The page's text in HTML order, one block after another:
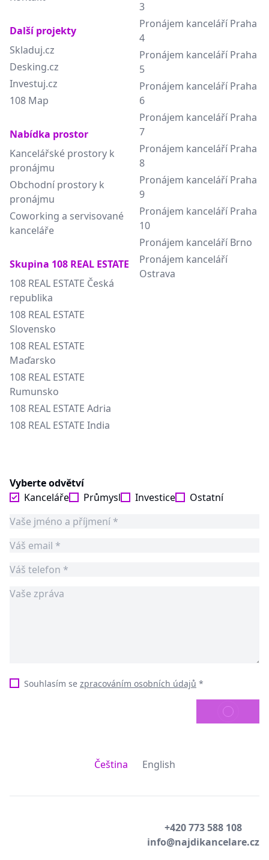
Další projekty
Skladuj.cz
Desking.cz
Investuj.cz
108 Map
Nabídka prostor
Kancelářské prostory k
pronájmu
Obchodní prostory k
pronájmu
Coworking a servisované
kanceláře
Skupina 108 REAL ESTATE
108 REAL ESTATE Česká
republika
108 REAL ESTATE
Slovensko
108 REAL ESTATE
Maďarsko
108 REAL ESTATE
Rumunsko
108 REAL ESTATE Adria
108 REAL ESTATE India
3
Pronájem kanceláří Praha
4
Pronájem kanceláří Praha
5
Pronájem kanceláří Praha
6
Pronájem kanceláří Praha
7
Pronájem kanceláří Praha
8
Pronájem kanceláří Praha
9
Pronájem kanceláří Praha
10
Pronájem kanceláří Brno
Pronájem kanceláří
Ostrava
Vyberte odvětví
Kanceláře
Průmysl Investice Ostatní
Souhlasím se zpracováním osobních údajů *
ODESLAT
Čeština English
+420 773 588 108
info@najdikancelare.cz